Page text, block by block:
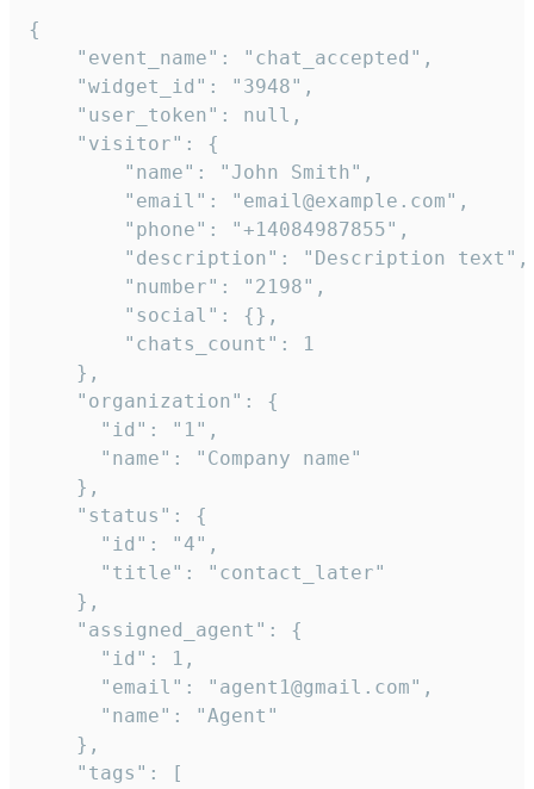
{
    "event_name": "chat_accepted",
    "widget_id": "3948",
    "user_token": null,
    "visitor": {
        "name": "John Smith",
        "email": "email@example.com",
        "phone": "+14084987855",
        "description": "Description text",
        "number": "2198",
        "social": {},
        "chats_count": 1
    },
    "organization": {
      "id": "1",
      "name": "Company name"
    },
    "status": {
      "id": "4",
      "title": "contact_later"
    },
    "assigned_agent": {
      "id": 1,
      "email": "agent1@gmail.com",
      "name": "Agent"
    },
    "tags": [